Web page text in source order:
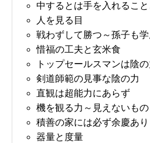
中するとは手を入れるこ
人を見る目
戦わずして勝つ～孫子も
惜福の工夫と玄米食
トップセールスマンは陰
剣道師範の見事な陰の力
直観は超能力にあらず
機を観る力～見えないもの
積善の家には必ず余慶あり
器量と度量